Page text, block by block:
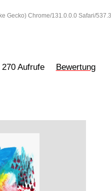
Gecko) Chrome/131.0.0.0 Safari/
270 Aufrufe Bewertung